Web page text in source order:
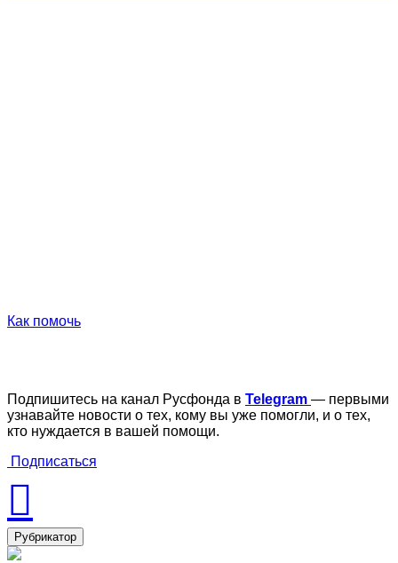
Как помочь
Подпишитесь на канал Русфонда в Telegram — первыми
узнавайте новости о тех, кому вы уже помогли, и о тех,
кто нуждается в вашей помощи.
Подписаться
Рубрикатор